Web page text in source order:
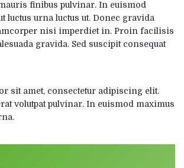
finibus pulvinar. In euismod
luctus urna luctus ut. Donec gravida
nisi imperdiet in. Proin facilisis
gravida. Sed suscipit consequat
sit amet, consectetur adipiscing elit.
volutpat pulvinar. In euismod maximus